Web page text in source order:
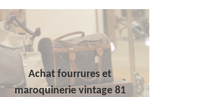
Achat fourrures et
maroquinerie vintage 81